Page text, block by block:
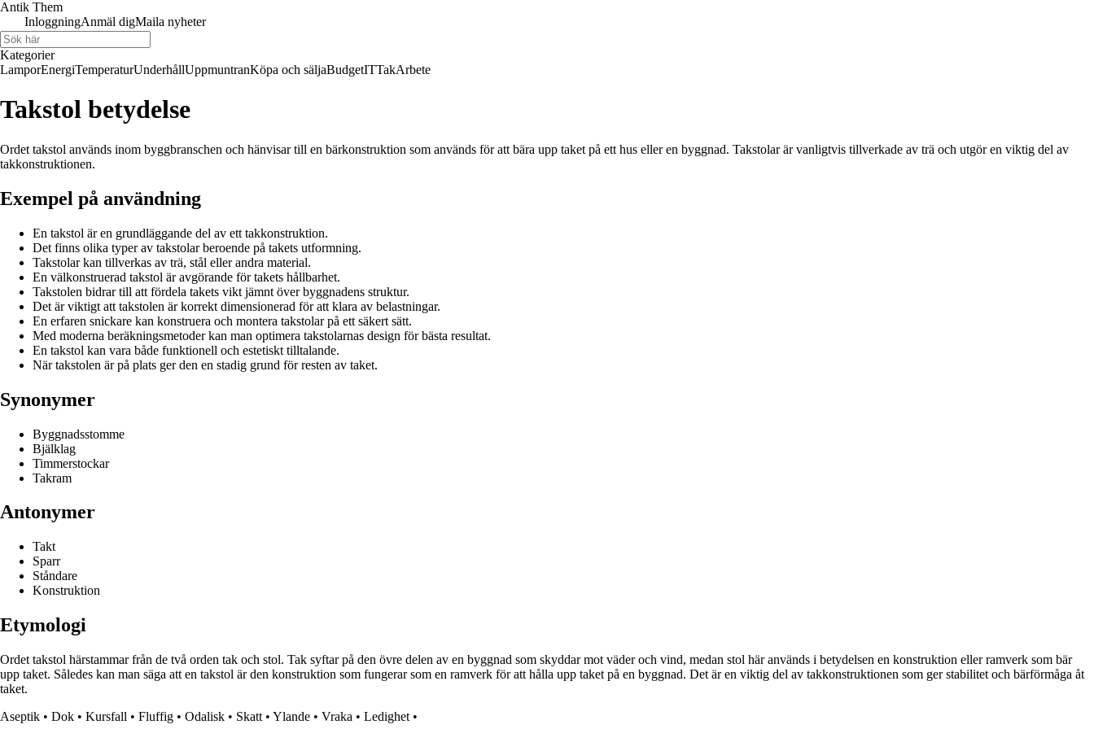
Antik Them
InloggningAnmäl digMaila nyheter
Kategorier
LamporEnergiTemperaturUnderhållUppmuntranKöpa och säljaBudgetITTakArbete
Takstol betydelse
Ordet takstol används inom byggbranschen och hänvisar till en bärkonstruktion som används för att bära upp taket på ett hus eller en byggnad. Takstolar är vanligtvis tillverkade av trä och utgör en viktig del av
takkonstruktionen.
Exempel på användning
En takstol är en grundläggande del av ett takkonstruktion.
Det finns olika typer av takstolar beroende på takets utformning.
Takstolar kan tillverkas av trä, stål eller andra material.
En välkonstruerad takstol är avgörande för takets hållbarhet.
Takstolen bidrar till att fördela takets vikt jämnt över byggnadens struktur.
Det är viktigt att takstolen är korrekt dimensionerad för att klara av belastningar.
En erfaren snickare kan konstruera och montera takstolar på ett säkert sätt.
Med moderna beräkningsmetoder kan man optimera takstolarnas design för bästa resultat.
En takstol kan vara både funktionell och estetiskt tilltalande.
När takstolen är på plats ger den en stadig grund för resten av taket.
Synonymer
Byggnadsstomme
Bjälklag
Timmerstockar
Takram
Antonymer
Takt
Sparr
Ståndare
Konstruktion
Etymologi
Ordet takstol härstammar från de två orden tak och stol. Tak syftar på den övre delen av en byggnad som skyddar mot väder och vind, medan stol här används i betydelsen en konstruktion eller ramverk som bär
upp taket. Således kan man säga att en takstol är den konstruktion som fungerar som en ramverk för att hålla upp taket på en byggnad. Det är en viktig del av takkonstruktionen som ger stabilitet och bärförmåga åt
taket.
Aseptik • Dok • Kursfall • Fluffig • Odalisk • Skatt • Ylande • Vraka • Ledighet •